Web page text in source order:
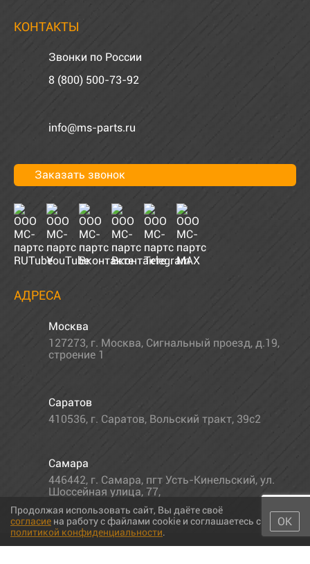
КОНТАКТЫ
Звонки по России
8 (800) 500-73-92
info@ms-parts.ru
Заказать звонок
АДРЕСА
Москва
127273, г. Москва, Сигнальный проезд, д.19,
строение 1
Саратов
410536, г. Саратов, Вольский тракт, 39с2
Самара
446442, г. Самара, пгт Усть-Кинельский, ул.
Шоссейная улица, 77,
Продолжая использовать сайт, Вы даёте своё
согласие на работу с файлами cookie и соглашаетесь с
политикой конфиденциальности.
ОК